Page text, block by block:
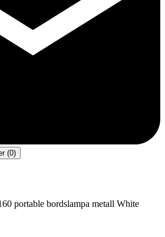
(0)
portable bordslampa metall White